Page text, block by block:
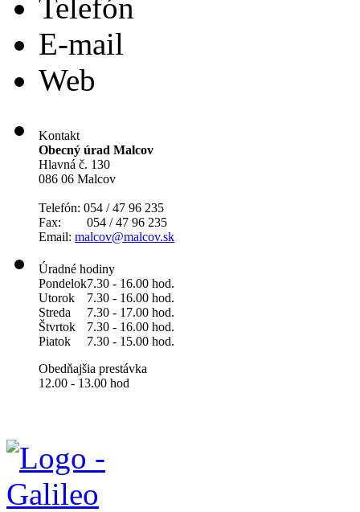
Telefón
E-mail
Web
Kontakt
Obecný úrad Malcov
Hlavná č. 130
086 06 Malcov
Telefón: 054 / 47 96 235
Fax: 054 / 47 96 235
Email: malcov@malcov.sk
Úradné hodiny
Pondelok7.30 - 16.00 hod.
Utorok
7.30 - 16.00 hod.
Streda
7.30 - 17.00 hod.
Štvrtok
7.30 - 16.00 hod.
Piatok
7.30 - 15.00 hod.
Obedňajšia prestávka
12.00 - 13.00 hod